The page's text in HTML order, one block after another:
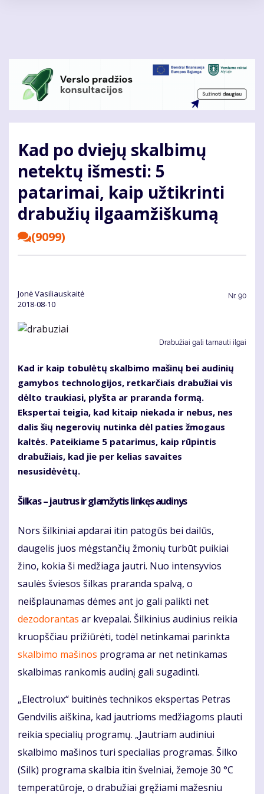
Kad po dviejų skalbimų
netektų išmesti: 5
patarimai, kaip užtikrinti
drabužių ilgaamžiškumą
(9099)
Jonė Vasiliauskaitė
2018-08-10
Nr. 90
Drabužiai gali tarnauti ilgai
Kad ir kaip tobulėtų skalbimo mašinų bei audinių
gamybos technologijos, retkarčiais drabužiai vis
dėlto traukiasi, plyšta ar praranda formą.
Ekspertai teigia, kad kitaip niekada ir nebus, nes
dalis šių negerovių nutinka dėl paties žmogaus
kaltės. Pateikiame 5 patarimus, kaip rūpintis
drabužiais, kad jie per kelias savaites
nesusidėvėtų.
Šilkas – jautrus ir glamžytis linkęs audinys
Nors šilkiniai apdarai itin patogūs bei dailūs,
daugelis juos mėgstančių žmonių turbūt puikiai
žino, kokia ši medžiaga jautri. Nuo intensyvios
saulės šviesos šilkas praranda spalvą, o
neišplaunamas dėmes ant jo gali palikti net
dezodorantas ar kvepalai. Šilkinius audinius reikia
kruopščiau prižiūrėti, todėl netinkamai parinkta
skalbimo mašinos programa ar net netinkamas
skalbimas rankomis audinį gali sugadinti.
„Electrolux“ buitinės technikos ekspertas Petras
Gendvilis aiškina, kad jautrioms medžiagoms plauti
reikia specialių programų. „Jautriam audiniui
skalbimo mašinos turi specialias programas. Šilko
(Silk) programa skalbia itin švelniai, žemoje 30 °C
temperatūroje, o drabužiai gręžiami mažesniu